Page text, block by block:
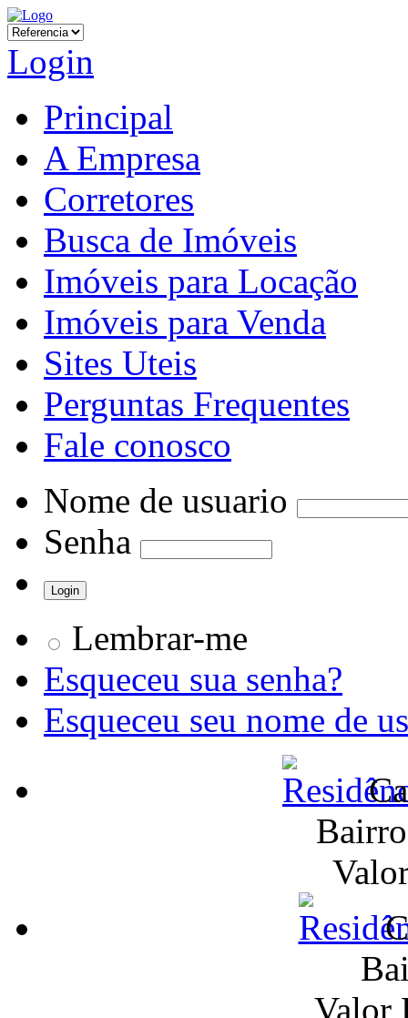
Login
Principal
A Empresa
Corretores
Busca de Imóveis
Imóveis para Locação
Imóveis para Venda
Sites Uteis
Perguntas Frequentes
Fale conosco
Nome de usuario
Senha
Lembrar-me
Esqueceu sua senha?
Esqueceu seu nome de
Valor